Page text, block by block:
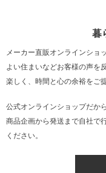
暮
メーカー直販オンラインショ
よい住まいなどお客様の声を
楽しく、時間と心の余裕をご
公式オンラインショップだか
商品企画から発送まで自社で
ください。